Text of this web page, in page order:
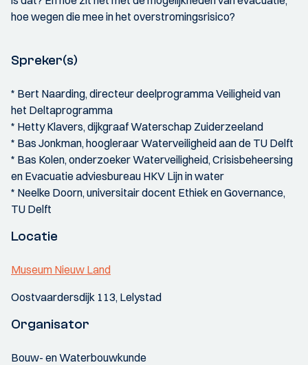
hoe wegen die mee in het overstromingsrisico?
Spreker(s)
* Bert Naarding, directeur deelprogramma Veiligheid van
het Deltaprogramma
* Hetty Klavers, dijkgraaf Waterschap Zuiderzeeland
* Bas Jonkman, hoogleraar Waterveiligheid aan de TU Delft
* Bas Kolen, onderzoeker Waterveiligheid, Crisisbeheersing
en Evacuatie adviesbureau HKV Lijn in water
* Neelke Doorn, universitair docent Ethiek en Governance,
TU Delft
Locatie
Museum Nieuw Land
Oostvaardersdijk 113, Lelystad
Organisator
Bouw- en Waterbouwkunde